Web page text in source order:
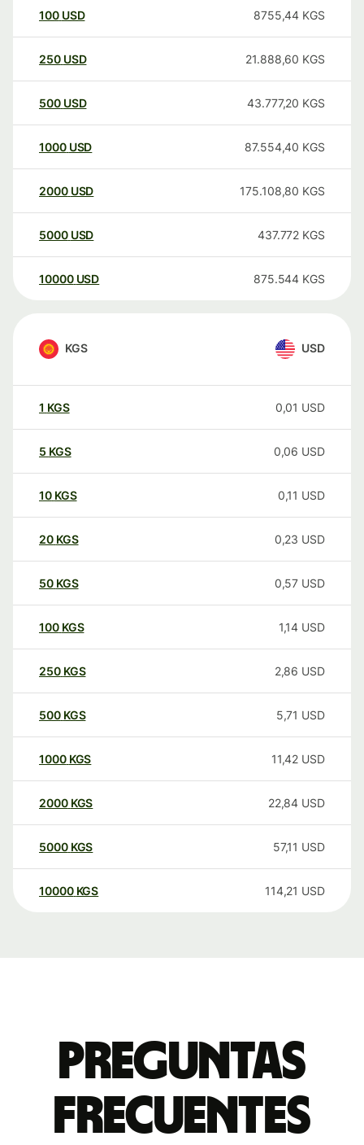
100 USD 8755,44 KGS
250 USD 21.888,60 KGS
500 USD 43.777,20 KGS
1000 USD 87.554,40 KGS
2000 USD 175.108,80 KGS
5000 USD 437.772 KGS
10000 USD 875.544 KGS
KGS USD
1 KGS 0,01 USD
5 KGS 0,06 USD
10 KGS 0,11 USD
20 KGS 0,23 USD
50 KGS 0,57 USD
100 KGS 1,14 USD
250 KGS 2,86 USD
500 KGS 5,71 USD
1000 KGS 11,42 USD
2000 KGS 22,84 USD
5000 KGS 57,11 USD
10000 KGS 114,21 USD
Preguntas
frecuentes